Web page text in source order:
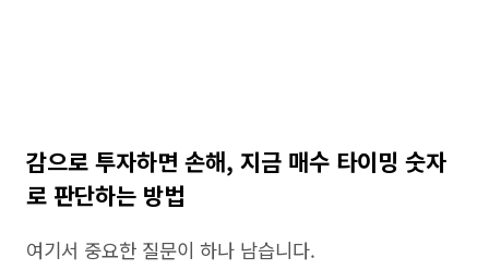
감으로 투자하면 손해, 지금 매수 타이밍 숫자
로 판단하는 방법
여기서 중요한 질문이 하나 남습니다.